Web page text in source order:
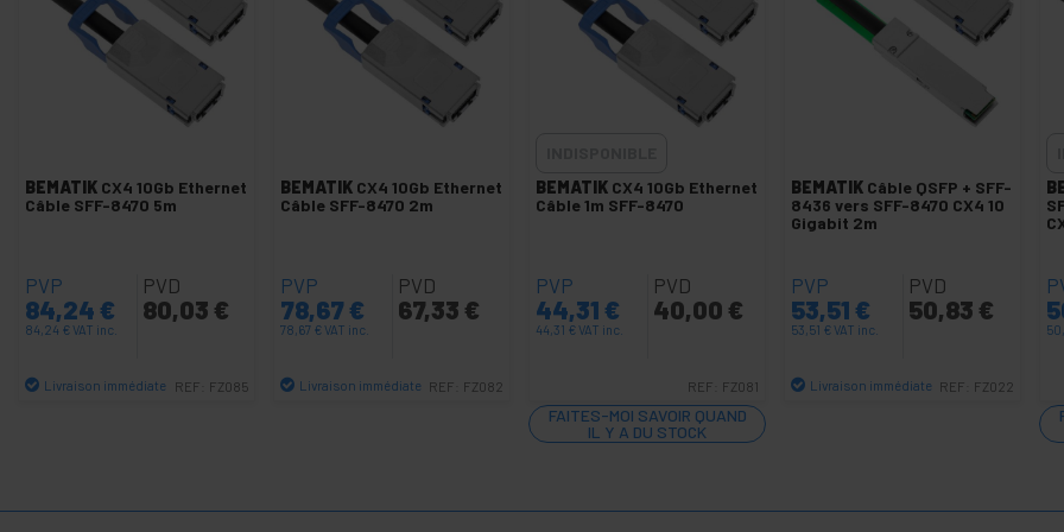
Connecteurs aviation
+
Prise murale 80x80mm
Commutateur KVM
GSM GPRS GPS HSDPA 3G UMTS
+
Accessoires SCSI
+
Réseaux Ubiquiti
+
Racks et
+
Éclairage +
BEMATIK CX4 10Gb Ethernet
Câble SFF-8470 5m
PVP
84,24 €
84,24 €VAT inc.
PVD
80,03 €
Livraison immédiate REF: FZ085
BEMATIK CX4 10Gb Ethernet
Câble SFF-8470 2m
PVP
78,67€
78,67 €VAT inc.
PVD
67,33 €
Livraison immédiate REF: FZ082
BEMATIK CX4 10Gb Ethernet
Câble 1m SFF-8470
PVP
44,31 €
44,31 €VAT inc.
PVD
40,00 €
REF: FZ081
FAITES-MOI SAVOIR QUAND
IL Y A DU STOCK
BEMATIK Câble QSFP + SFF-
8436 vers SFF-8470 CX4 10
Gigabit 2m
PVP
53,51 €
53,51 €VAT inc.
PVD
50,83 €
Livraison immédiate REF: FZ022